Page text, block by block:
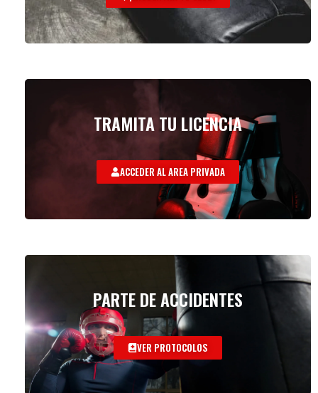
TRAMITA TU LICENCIA
ACCEDER AL AREA PRIVADA
PARTE DE ACCIDENTES
VER PROTOCOLOS